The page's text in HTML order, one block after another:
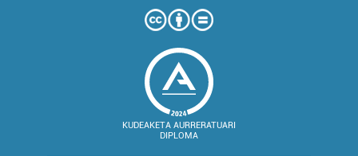
KUDEAKETA AURRERATUARI
DIPLOMA